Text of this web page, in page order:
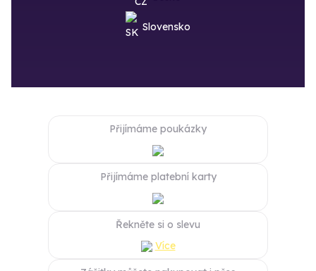
Slovensko
Přijímáme poukázky
Přijímáme platební karty
Řekněte si o slevu
Více